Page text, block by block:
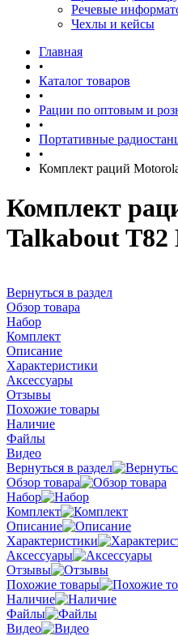
Речевые
Чехлы и кейсы
Главная
•
Каталог товаров
•
Рации по оптовым и
•
Портативные
•
Комплект раций
Комплект
Talkabout T82
Вернуться в раздел
Обзор товара
Набор
Комплект
Описание
Характеристики
Аксессуары
Отзывы
Похожие товары
Наличие
Файлы
Видео
Вернуться в раздел
Обзор товара
Набор
Комплект
Описание
Характеристики
Аксессуары
Отзывы
Похожие товары
Наличие
Файлы
Видео